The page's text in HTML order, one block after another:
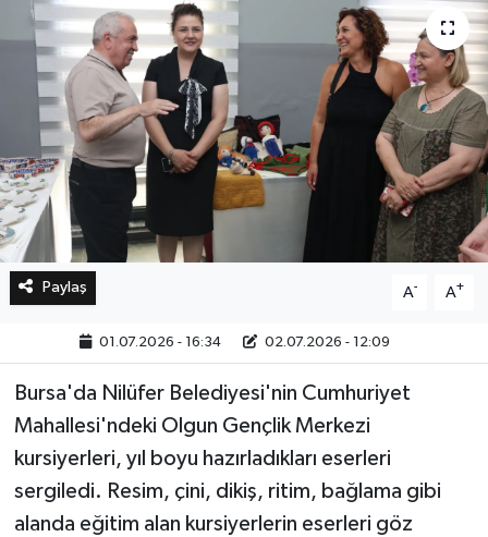
Paylaş A- A+
01.07.2026 - 16:34 02.07.2026 - 12:09
Bursa'da Nilüfer Belediyesi'nin Cumhuriyet
Mahallesi'ndeki Olgun Gençlik Merkezi
kursiyerleri, yıl boyu hazırladıkları eserleri
sergiledi. Resim, çini, dikiş, ritim, bağlama gibi
alanda eğitim alan kursiyerlerin eserleri göz